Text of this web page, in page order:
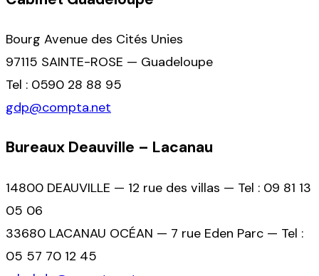
Bourg Avenue des Cités Unies
97115 SAINTE-ROSE — Guadeloupe
Tel : 0590 28 88 95
gdp@compta.net
Bureaux Deauville – Lacanau
14800 DEAUVILLE — 12 rue des villas — Tel : 09 81 13
05 06
33680 LACANAU OCÉAN — 7 rue Eden Parc — Tel :
05 57 70 12 45